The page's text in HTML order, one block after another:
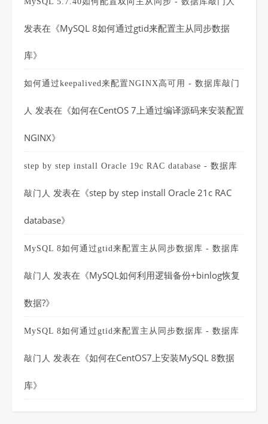
发表在《MySQL 8如何通过gtid来配置主从同步数据
库》
如何通过keepalived来配置NGINX高可用 - 数据库敲门
人 发表在《如何在CentOS 7上通过编译源码来安装配置
NGINX》
step by step install Oracle 19c RAC database - 数据库
敲门人 发表在《step by step install Oracle 21c RAC
database》
MySQL 8如何通过gtid来配置主从同步数据库 - 数据库
敲门人 发表在《MySQL如何利用逻辑备份+binlog恢复
数据?》
MySQL 8如何通过gtid来配置主从同步数据库 - 数据库
敲门人 发表在《如何在CentOS7上安装MySQL 8数据
库》